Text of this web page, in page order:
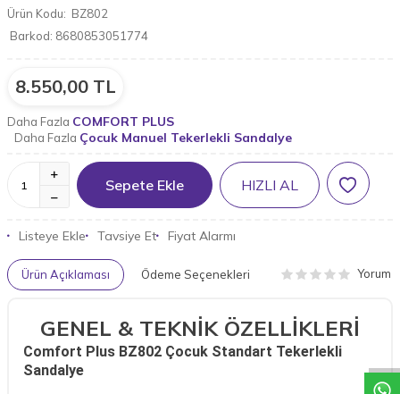
Ürün Kodu: BZ802
Barkod: 8680853051774
8.550,00 TL
Daha Fazla COMFORT PLUS
Daha Fazla Çocuk Manuel Tekerlekli Sandalye
Sepete Ekle HIZLI AL
Listeye Ekle Tavsiye Et Fiyat Alarmı
Ürün Açıklaması Ödeme Seçenekleri Yorum
GENEL & TEKNİK ÖZELLİKLERİ
Comfort Plus BZ802 Çocuk Standart Tekerlekli
Sandalye